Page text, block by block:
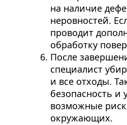
на наличие
неровностей.
проводит
обработку
После
специалист
и все отходы.
безопасность и
возможные
окружающих.